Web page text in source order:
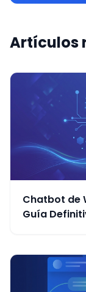
Artículos
Chatbot de
Guía